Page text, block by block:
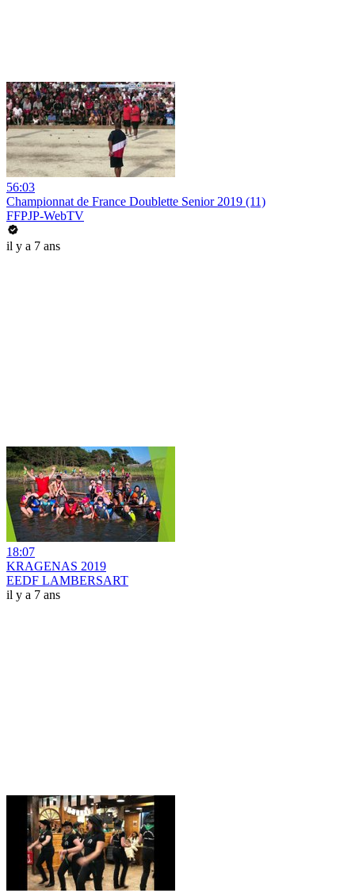
56:03
Championnat de France Doublette Senior 2019 (11)
FFPJP-WebTV
il y a 7 ans
18:07
KRAGENAS 2019
EEDF LAMBERSART
il y a 7 ans